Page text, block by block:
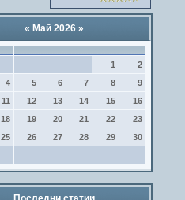
« Май 2026 »
1
2
4 5 6 7 8
9
11 12 13 14 15
16
18 19 20 21 22
23
25 26 27 28 29
30